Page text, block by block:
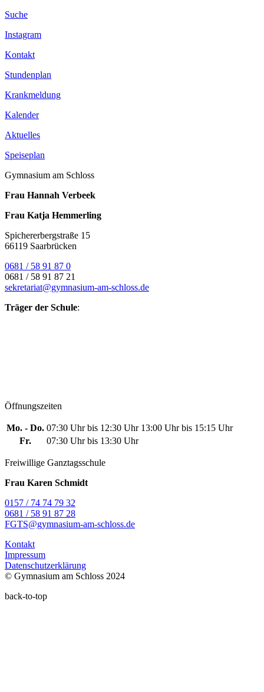
Suche
Instagram
Kontakt
Stundenplan
Krankmeldung
Kalender
Aktuelles
Speiseplan
Gymnasium am Schloss
Frau Hannah Verbeek
Frau Katja Hemmerling
Spichererbergstraße 15
66119 Saarbrücken
0681 / 58 91 87 0
0681 / 58 91 87 21
sekretariat@gymnasium-am-schloss.de
Träger der Schule:
Öffnungszeiten
Mo. - Do. 07:30 Uhr bis 12:30 Uhr 13:00 Uhr bis 15:15 Uhr
Fr.
07:30 Uhr bis 13:30 Uhr
Freiwillige Ganztagsschule
Frau Karen Schmidt
0157 / 74 74 79 32
0681 / 58 91 87 28
FGTS@gymnasium-am-schloss.de
Kontakt
Impressum
Datenschutzerklärung
© Gymnasium am Schloss 2024
back-to-top